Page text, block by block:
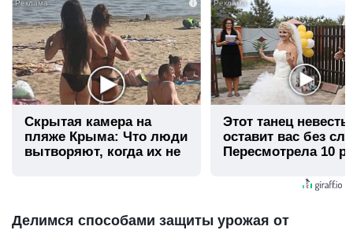
i
Скрытая камера на
пляже Крыма: Что люди
вытворяют, когда их не
Этот танец невесты
оставит вас без
Пересмотрела 10
Делимся способами защиты урожая от